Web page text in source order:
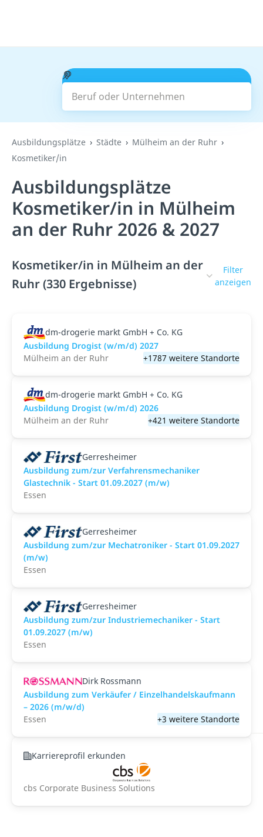
Beruf oder Unternehmen
Suchen
Ausbildungsplätze Städte
Mülheim an der Ruhr
Kosmetiker/in
Ausbildungsplätze
Kosmetiker/in in Mülheim
an der Ruhr 2026 & 2027
Kosmetiker/in in Mülheim an der
Ruhr (330 Ergebnisse)
Filter
anzeigen
dm-drogerie markt GmbH + Co. KG
Ausbildung Drogist (w/m/d) 2027
Mülheim an der Ruhr
+1787 weitere Standorte
dm-drogerie markt GmbH + Co. KG
Ausbildung Drogist (w/m/d) 2026
Mülheim an der Ruhr
+421 weitere Standorte
Gerresheimer
Ausbildung zum/zur Verfahrensmechaniker
Glastechnik - Start 01.09.2027 (m/w)
Essen
Gerresheimer
Ausbildung zum/zur Mechatroniker - Start 01.09.2027
(m/w)
Essen
Gerresheimer
Ausbildung zum/zur Industriemechaniker - Start
01.09.2027 (m/w)
Essen
Dirk Rossmann
Ausbildung zum Verkäufer / Einzelhandelskaufmann
– 2026 (m/w/d)
Essen
+3 weitere Standorte
Karriereprofil erkunden
cbs Corporate Business Solutions